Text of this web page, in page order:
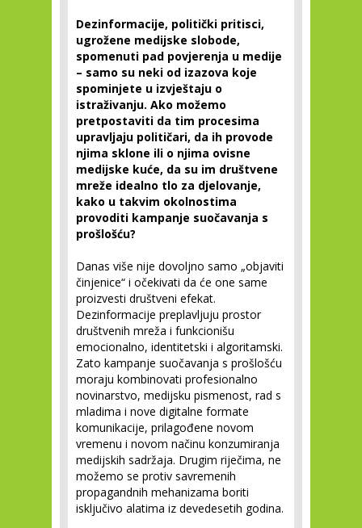
Dezinformacije, politički pritisci,
ugrožene medijske slobode,
spomenuti pad povjerenja u medije
– samo su neki od izazova koje
spominjete u izvještaju o
istraživanju. Ako možemo
pretpostaviti da tim procesima
upravljaju političari, da ih provode
njima sklone ili o njima ovisne
medijske kuće, da su im društvene
mreže idealno tlo za djelovanje,
kako u takvim okolnostima
provoditi kampanje suočavanja s
prošlošću?
Danas više nije dovoljno samo „objaviti
činjenice“ i očekivati da će one same
proizvesti društveni efekat.
Dezinformacije preplavljuju prostor
društvenih mreža i funkcionišu
emocionalno, identitetski i algoritamski.
Zato kampanje suočavanja s prošlošću
moraju kombinovati profesionalno
novinarstvo, medijsku pismenost, rad s
mladima i nove digitalne formate
komunikacije, prilagođene novom
vremenu i novom načinu konzumiranja
medijskih sadržaja. Drugim riječima, ne
možemo se protiv savremenih
propagandnih mehanizama boriti
isključivo alatima iz devedesetih godina.